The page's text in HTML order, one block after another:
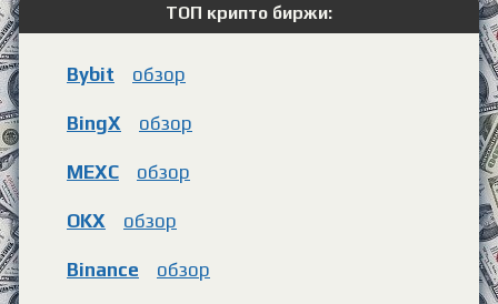
ТОП крипто биржи:
Bybit обзор
BingX обзор
MEXC обзор
OKX обзор
Binance обзор